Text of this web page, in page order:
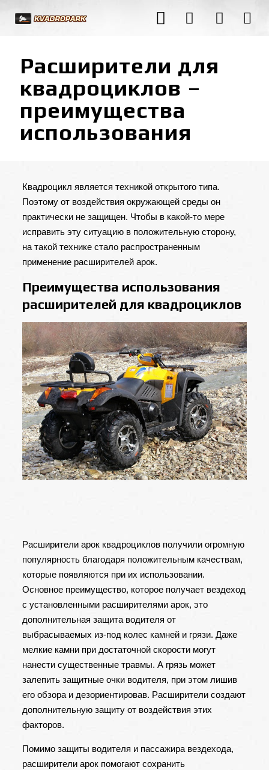
Расширители для
квадроциклов –
преимущества
использования
Квадроцикл является техникой открытого типа.
Поэтому от воздействия окружающей среды он
практически не защищен. Чтобы в какой-то мере
исправить эту ситуацию в положительную сторону,
на такой технике стало распространенным
применение расширителей арок.
Преимущества использования
расширителей для квадроциклов
Расширители арок квадроциклов получили огромную
популярность благодаря положительным качествам,
которые появляются при их использовании.
Основное преимущество, которое получает вездеход
с установленными расширителями арок, это
дополнительная защита водителя от
выбрасываемых из-под колес камней и грязи. Даже
мелкие камни при достаточной скорости могут
нанести существенные травмы. А грязь может
залепить защитные очки водителя, при этом лишив
его обзора и дезориентировав. Расширители создают
дополнительную защиту от воздействия этих
факторов.
Помимо защиты водителя и пассажира вездехода,
расширители арок помогают сохранить